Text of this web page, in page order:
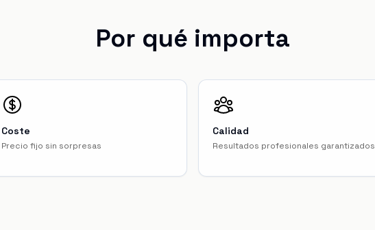
Por qué importa
Coste
Precio fijo sin sorpresas
Calidad
Resultados profesionales garantizados